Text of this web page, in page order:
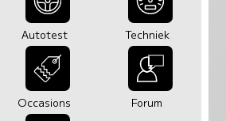
Autotest Techniek
Occasions Forum